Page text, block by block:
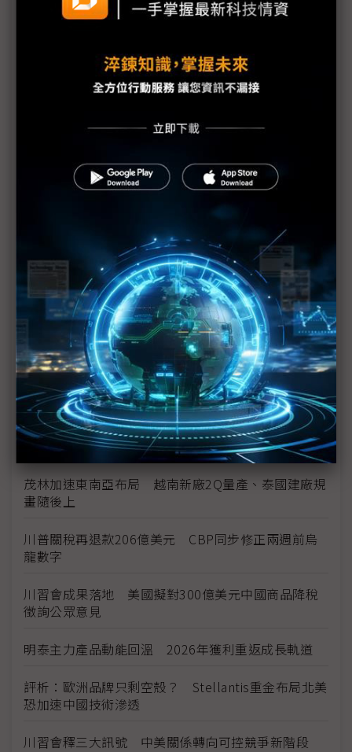
台美關稅與能源價格成兩大關鍵 尚騰看好2H26車市
有望優於1H
朋程擴產搶攻高效車用元件市場 AI伺服器與HVDC
模組拚2027放量
洲市佔首破15%
裕融嚴陳莉蓮：汽車、出行與用車事業的協同發展
AI應用與綠能發展推動創新
回應232關稅優惠上路 東陽：對台灣汽車零件產業
新纖：地緣風險是危機也是轉機 三大布局推進成長
台美投資MOU關稅優惠先落地 汽車零組件15%、航
空零件迎近乎免稅
中資背景也能過關 Volvo獲白宮豁免可繼續在美賣
車
裕隆國產、外銷同步並進 嚴陳莉蓮：AI賦能強化核
心競爭力與轉型
茂林加速東南亞布局 越南新廠2Q量產、泰國建廠規
畫隨後上
川普關稅再退款206億美元 CBP同步修正兩週前烏
龍數字
川習會成果落地 美國擬對300億美元中國商品降稅
徵詢公眾意見
明泰主力產品動能回溫 2026年獲利重返成長軌道
評析：歐洲品牌只剩空殼？ Stellantis重金布局北美
恐加速中國技術滲透
川習會釋三大訊號 中美關係轉向可控競爭新階段